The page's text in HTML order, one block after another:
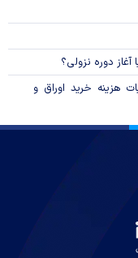
خرید اوراق و